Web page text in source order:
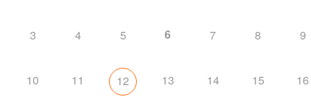
3 4 5 6 7 8 9
10 11 12 13 14 15 16